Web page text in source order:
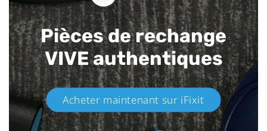
Pièces de rechange
VIVE authentiques​
Acheter maintenant sur iFixit​